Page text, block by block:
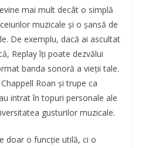
mai mult decât o simplă
muzicale și o șansă de
De exemplu, dacă ai ascultat
Replay îți poate dezvălui
banda sonoră a vieții tale.
Roan și trupe ca
intrat în topuri personale ale
gusturilor muzicale.
doar o funcție utilă, ci o